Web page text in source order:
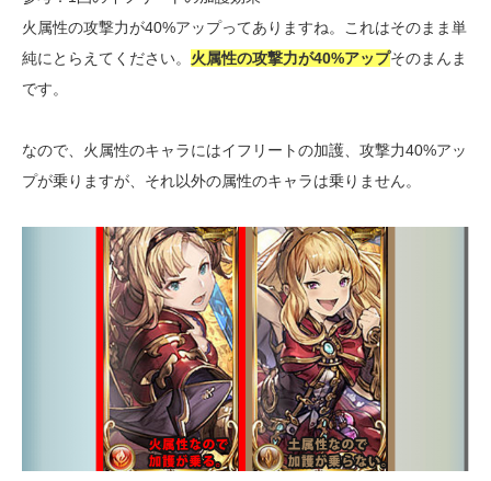
火属性の攻撃力が40%アップってありますね。これはそのまま単
純にとらえてください。 火属性の攻撃力が40%アップそのまんま
です。
なので、火属性のキャラにはイフリートの加護、攻撃力40%アッ
プが乗りますが、それ以外の属性のキャラは乗りません。